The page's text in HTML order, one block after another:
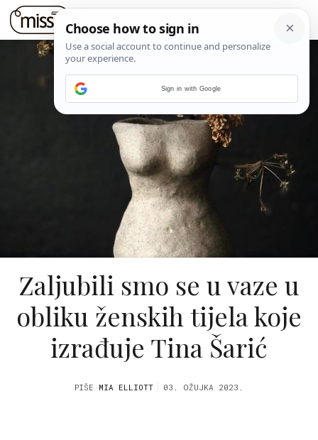
Zaljubili smo se u vaze u
obliku ženskih tijela koje
izrađuje Tina Šarić
PIŠE MIA ELLIOTT 03. OŽUJKA 2023.
Sign in with Google